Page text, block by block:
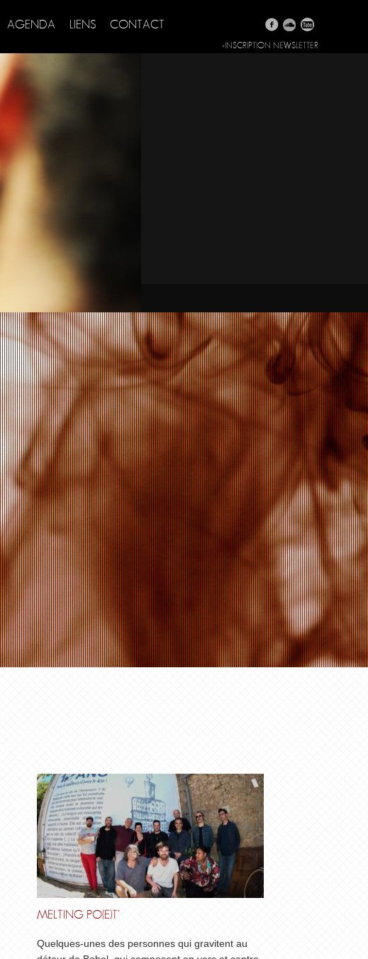
AGENDA LIENS CONTACT
>INSCRIPTION NEWSLETTER
MELTING PO(E)T’
Quelques-unes des personnes qui gravitent au